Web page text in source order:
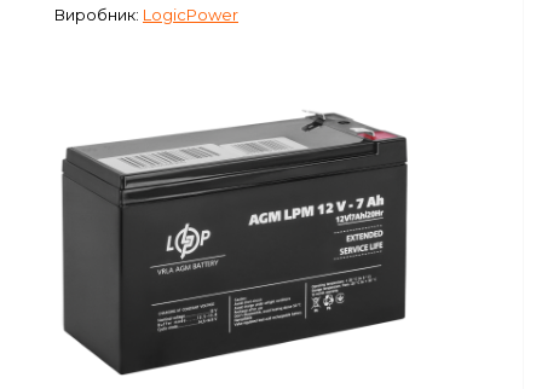
Сейфи
Енергоживлення
Виробник: LogicPower